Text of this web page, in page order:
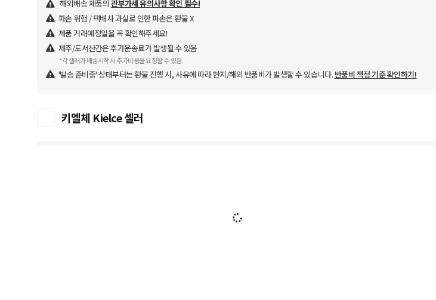
해외배송 제품의 관부가세 유의사항 확인 필수!
파손 위험 / 택배사 과실로 인한 파손은 환불 X
제품 거래예정일을 꼭 확인해주세요!
제주/도서산간은 추가운송료가 발생될 수 있음
*각 셀러가 배송시작 시 추가비용을 요청할 수 있음
'발송 준비중' 상태부터는 환불 진행 시, 사유에 따라 현지/해외 반품비가 발생할 수 있습니다. 반품비 책정 기준 확인하기!
키엘체 Kielce 셀러